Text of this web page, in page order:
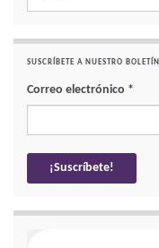
SUSCRÍBETE A NUESTRO BOLETÍN
Correo electrónico *